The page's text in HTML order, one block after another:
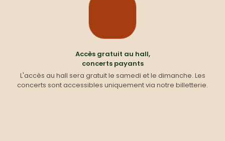
Accès gratuit au hall,
concerts payants
L'accès au hall sera gratuit le samedi et le dimanche. Les
concerts sont accessibles uniquement via notre billetterie.